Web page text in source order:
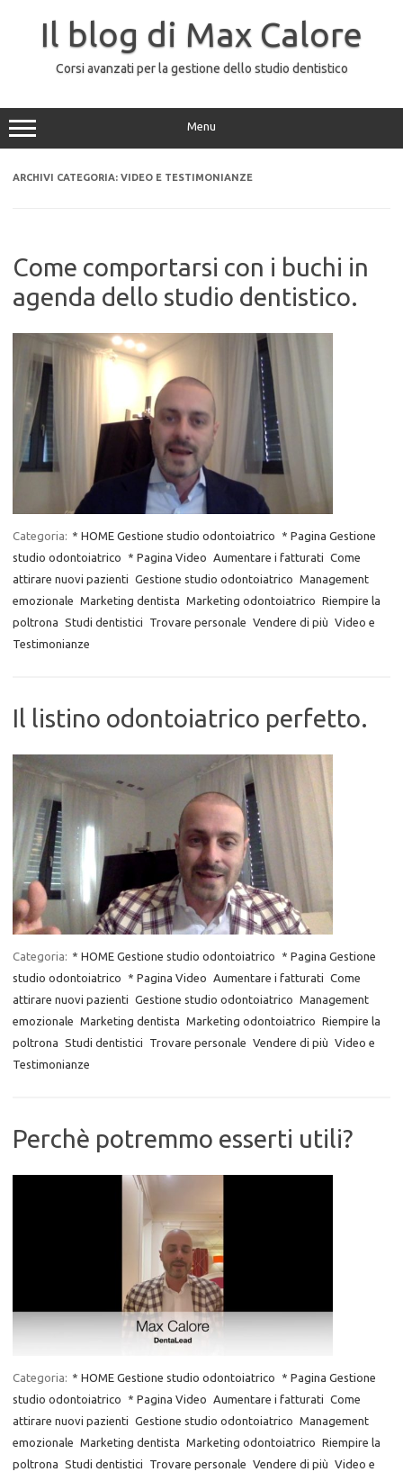
Il blog di Max Calore
Corsi avanzati per la gestione dello studio dentistico
Menu
ARCHIVI CATEGORIA: VIDEO E TESTIMONIANZE
Come comportarsi con i buchi in
agenda dello studio dentistico.
Categoria: * HOME Gestione studio odontoiatrico
* Pagina Gestione
studio odontoiatrico
* Pagina Video Aumentare i fatturati Come
attirare nuovi pazienti Gestione studio odontoiatrico Management
emozionale Marketing dentista Marketing odontoiatrico Riempire la
poltrona Studi dentistici Trovare personale Vendere di più Video e
Testimonianze
Il listino odontoiatrico perfetto.
Categoria: * HOME Gestione studio odontoiatrico
* Pagina Gestione
studio odontoiatrico
* Pagina Video Aumentare i fatturati Come
attirare nuovi pazienti Gestione studio odontoiatrico Management
emozionale Marketing dentista Marketing odontoiatrico Riempire la
poltrona Studi dentistici Trovare personale Vendere di più Video e
Testimonianze
Perchè potremmo esserti utili?
Categoria: * HOME Gestione studio odontoiatrico
* Pagina Gestione
studio odontoiatrico
* Pagina Video Aumentare i fatturati Come
attirare nuovi pazienti Gestione studio odontoiatrico Management
emozionale Marketing dentista Marketing odontoiatrico Riempire la
poltrona Studi dentistici Trovare personale Vendere di più Video e